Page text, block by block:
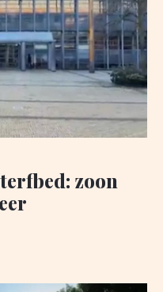
zoon